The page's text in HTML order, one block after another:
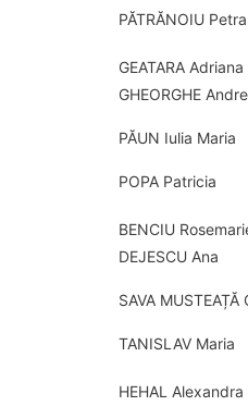
PĂTRĂNOIU Petra
GEATARA
GHEORGHE
PĂUN Iulia Maria
POPA Patricia
BENCIU
DEJESCU Ana
SAVA MUSTEAȚĂ
TANISLAV Maria
HEHAL Alexandra